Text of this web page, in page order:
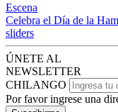
Escena
Celebra el Día de la
sliders
ÚNETE AL
NEWSLETTER
CHILANGO
Por favor ingrese una